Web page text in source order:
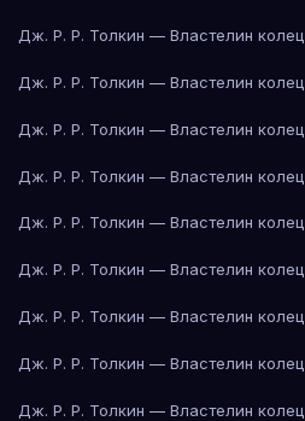
Дж. Р. Р. Толкин — Властелин колец
Дж. Р. Р. Толкин — Властелин колец
Дж. Р. Р. Толкин — Властелин колец
Дж. Р. Р. Толкин — Властелин колец
Дж. Р. Р. Толкин — Властелин колец
Дж. Р. Р. Толкин — Властелин колец
Дж. Р. Р. Толкин — Властелин колец
Дж. Р. Р. Толкин — Властелин колец
Дж. Р. Р. Толкин — Властелин колец